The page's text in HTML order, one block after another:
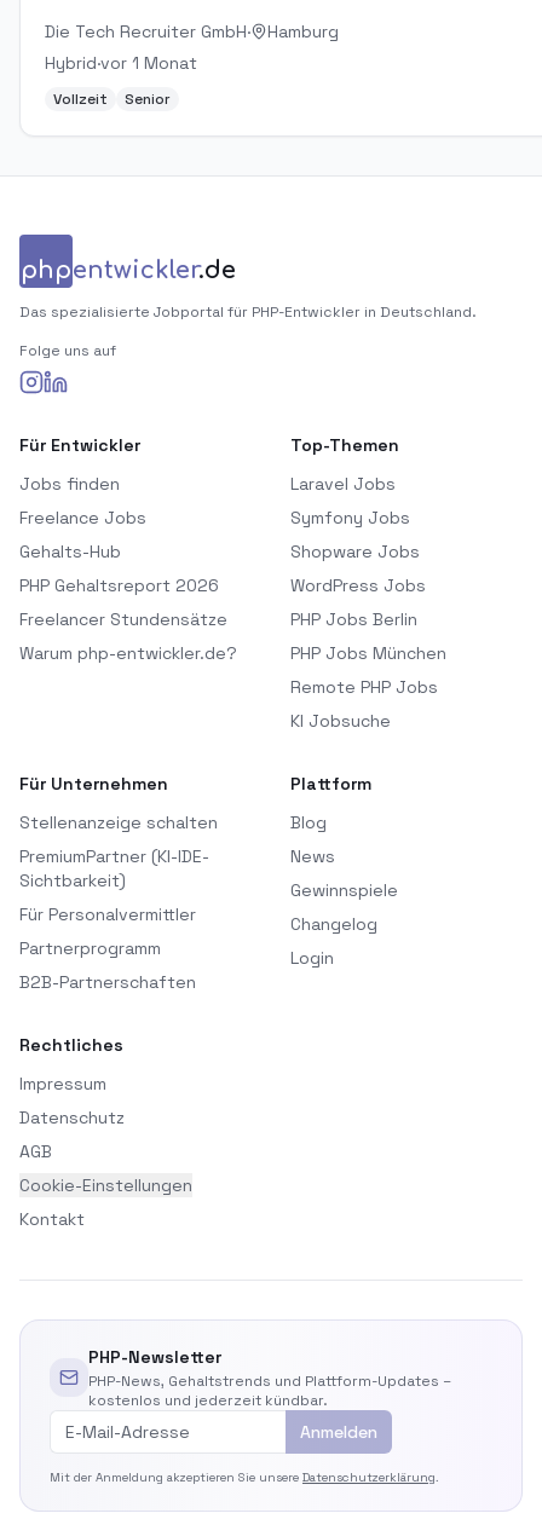
Die Tech Recruiter GmbH·
Hamburg
Hybrid·vor 1 Monat
Vollzeit Senior
phpentwickler.de
Das spezialisierte Jobportal für PHP-Entwickler in Deutschland.
Folge uns auf
Für Entwickler
Jobs finden
Freelance Jobs
Gehalts-Hub
PHP Gehaltsreport 2026
Freelancer Stundensätze
Warum php-entwickler.de?
Top-Themen
Laravel Jobs
Symfony Jobs
Shopware Jobs
WordPress Jobs
PHP Jobs Berlin
PHP Jobs München
Remote PHP Jobs
KI Jobsuche
Für Unternehmen
Stellenanzeige schalten
PremiumPartner (KI-IDE-
Sichtbarkeit)
Für Personalvermittler
Partnerprogramm
B2B-Partnerschaften
Plattform
Blog
News
Gewinnspiele
Changelog
Login
Rechtliches
Impressum
Datenschutz
AGB
Cookie-Einstellungen
Kontakt
PHP-Newsletter
PHP-News, Gehaltstrends und Plattform-Updates –
kostenlos und jederzeit kündbar.
Anmelden
Mit der Anmeldung akzeptieren Sie unsere Datenschutzerklärung.